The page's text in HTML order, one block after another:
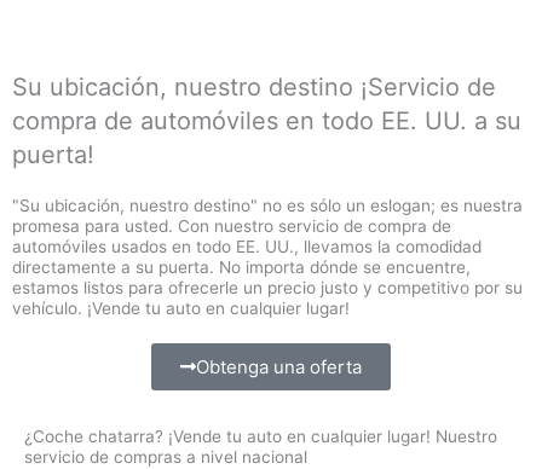
Su ubicación, nuestro destino ¡Servicio de
compra de automóviles en todo EE. UU. a su
puerta!
"Su ubicación, nuestro destino" no es sólo un eslogan; es nuestra
promesa para usted. Con nuestro servicio de compra de
automóviles usados ​​en todo EE. UU., llevamos la comodidad
directamente a su puerta. No importa dónde se encuentre,
estamos listos para ofrecerle un precio justo y competitivo por su
vehículo. ¡Vende tu auto en cualquier lugar!
Obtenga una oferta
¿Coche chatarra? ¡Vende tu auto en cualquier lugar! Nuestro
servicio de compras a nivel nacional